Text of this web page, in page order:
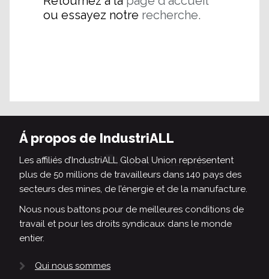
ou essayez notre recherche.
Á propos de IndustriALL
Les affiliés d’IndustriALL Global Union représentent
plus de 50 millions de travailleurs dans 140 pays des
secteurs des mines, de l’énergie et de la manufacture.
Nous nous battons pour de meilleures conditions de
travail et pour les droits syndicaux dans le monde
entier.
Qui nous sommes